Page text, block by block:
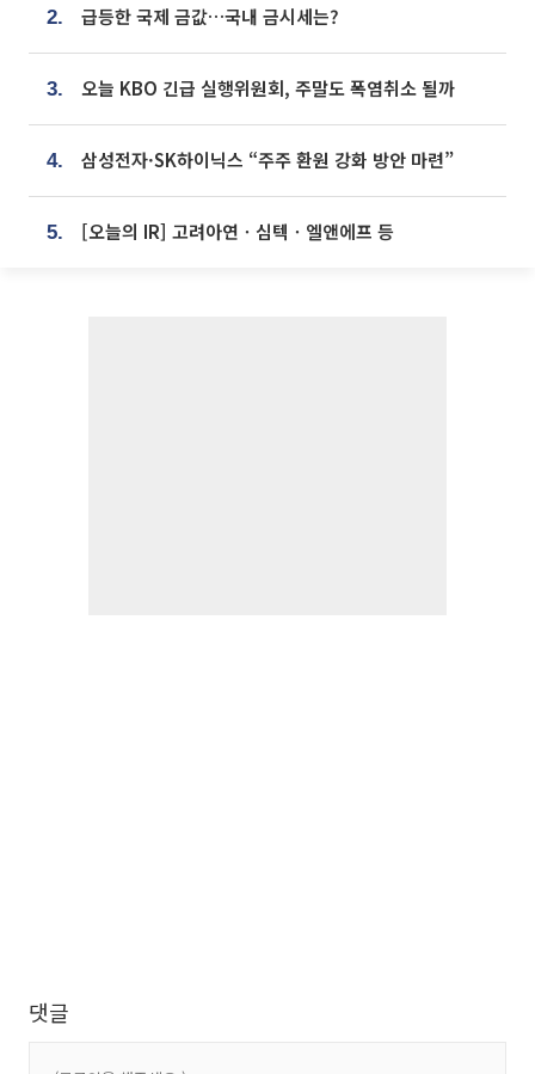
2. 급등한 국제 금값…국내 금시세는?
3. 오늘 KBO 긴급 실행위원회, 주말도 폭염취소 될까
4. 삼성전자·SK하이닉스 “주주 환원 강화 방안 마련”
5. [오늘의 IR] 고려아연ㆍ심텍ㆍ엘앤에프 등
댓글